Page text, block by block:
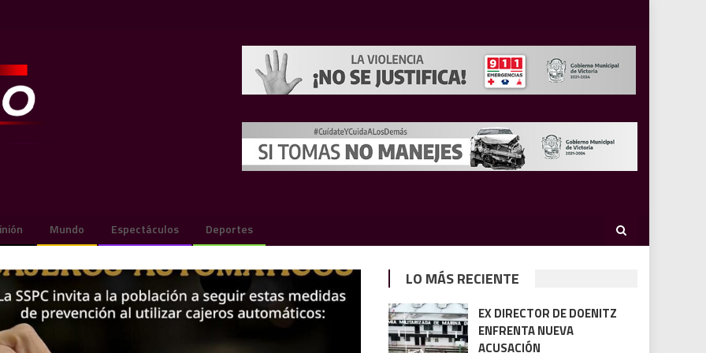
Mundo Espectáculos Deportes
LO MÁS RECIENTE
EX DIRECTOR DE DOENITZ
ENFRENTA NUEVA
ACUSACIÓN